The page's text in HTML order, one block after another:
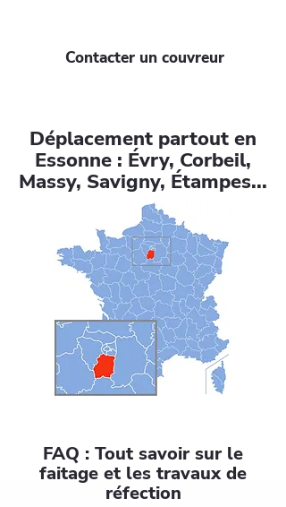
Contacter un couvreur
Déplacement partout en
Essonne : Évry, Corbeil,
Massy, Savigny, Étampes...
FAQ : Tout savoir sur le
faitage et les travaux de
réfection